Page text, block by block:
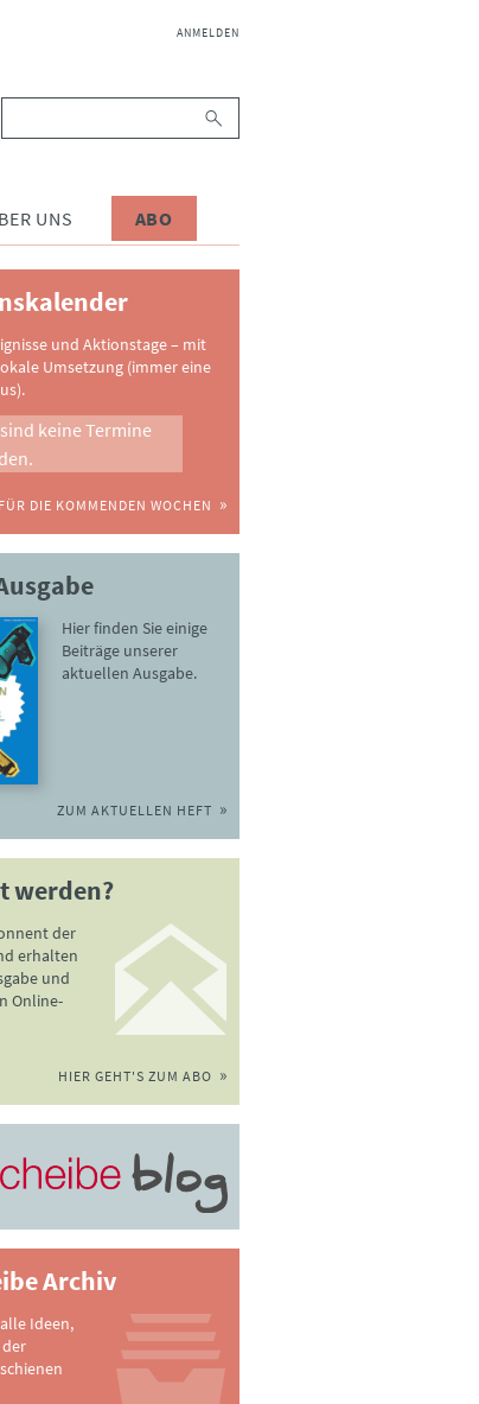
NAVIGATION
ANMELDEN
UNS ABO
und Aktionstage – mit
Umsetzung (immer eine
keine Termine
DIE KOMMENDEN WOCHEN
Hier finden Sie einige
Beiträge unserer
aktuellen Ausgabe.
ZUM AKTUELLEN HEFT
werden?
der
erhalten
und
Online-
HIER GEHT'S ZUM ABO
Archiv
Ideen,
der